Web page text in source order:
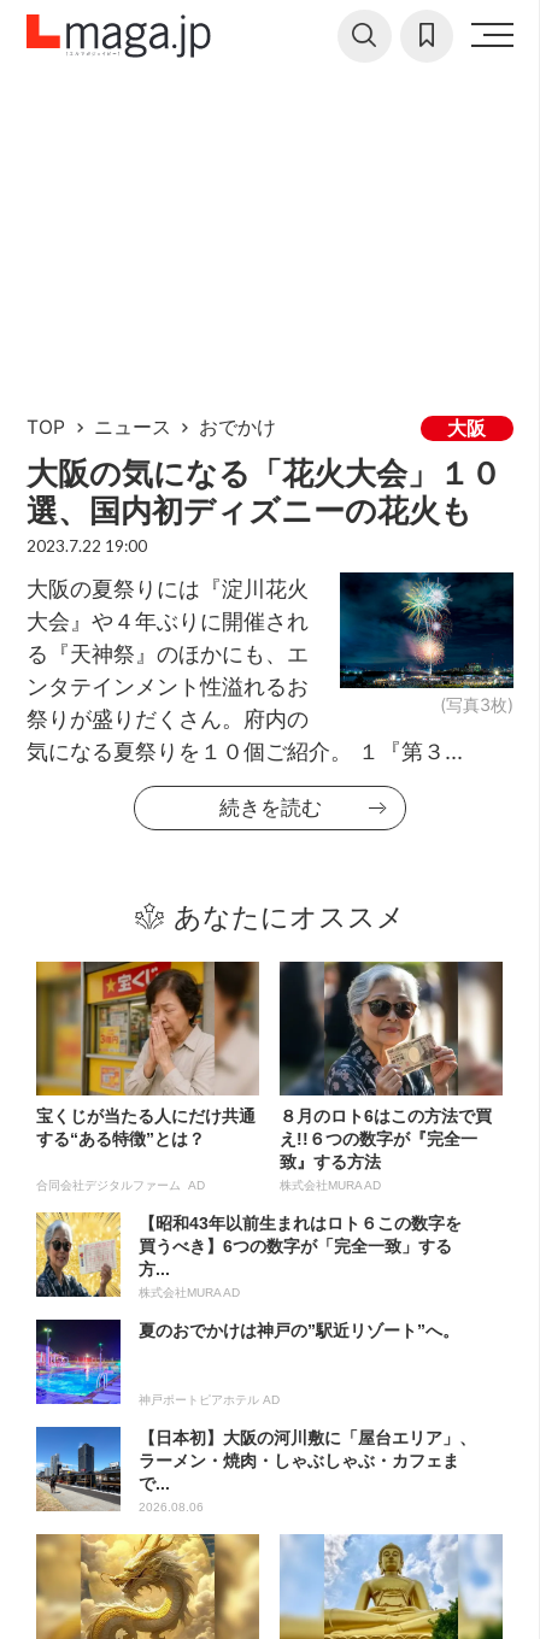
TOP ニュース おでかけ 大阪
大阪の気になる「花火大会」１０
選、国内初ディズニーの花火も
2023.7.22 19:00
(写真3枚)
大阪の夏祭りには『淀川花火
大会』や４年ぶりに開催され
る『天神祭』のほかにも、エ
ンタテインメント性溢れるお
祭りが盛りだくさん。府内の
気になる夏祭りを１０個ご紹介。 １『第３...
続きを読む
あなたにオススメ
宝くじが当たる人にだけ共通
する“ある特徴”とは？
合同会社デジタルファーム AD
８月のロト6はこの方法で買
え!!６つの数字が『完全一
致』する方法
株式会社MURA AD
【昭和43年以前生まれはロト６この数字を
買うべき】6つの数字が「完全一致」する
方...
株式会社MURA AD
夏のおでかけは神戸の”駅近リゾート”へ。
神戸ポートピアホテル AD
【日本初】大阪の河川敷に「屋台エリア」、
ラーメン・焼肉・しゃぶしゃぶ・カフェま
で...
2026.08.06